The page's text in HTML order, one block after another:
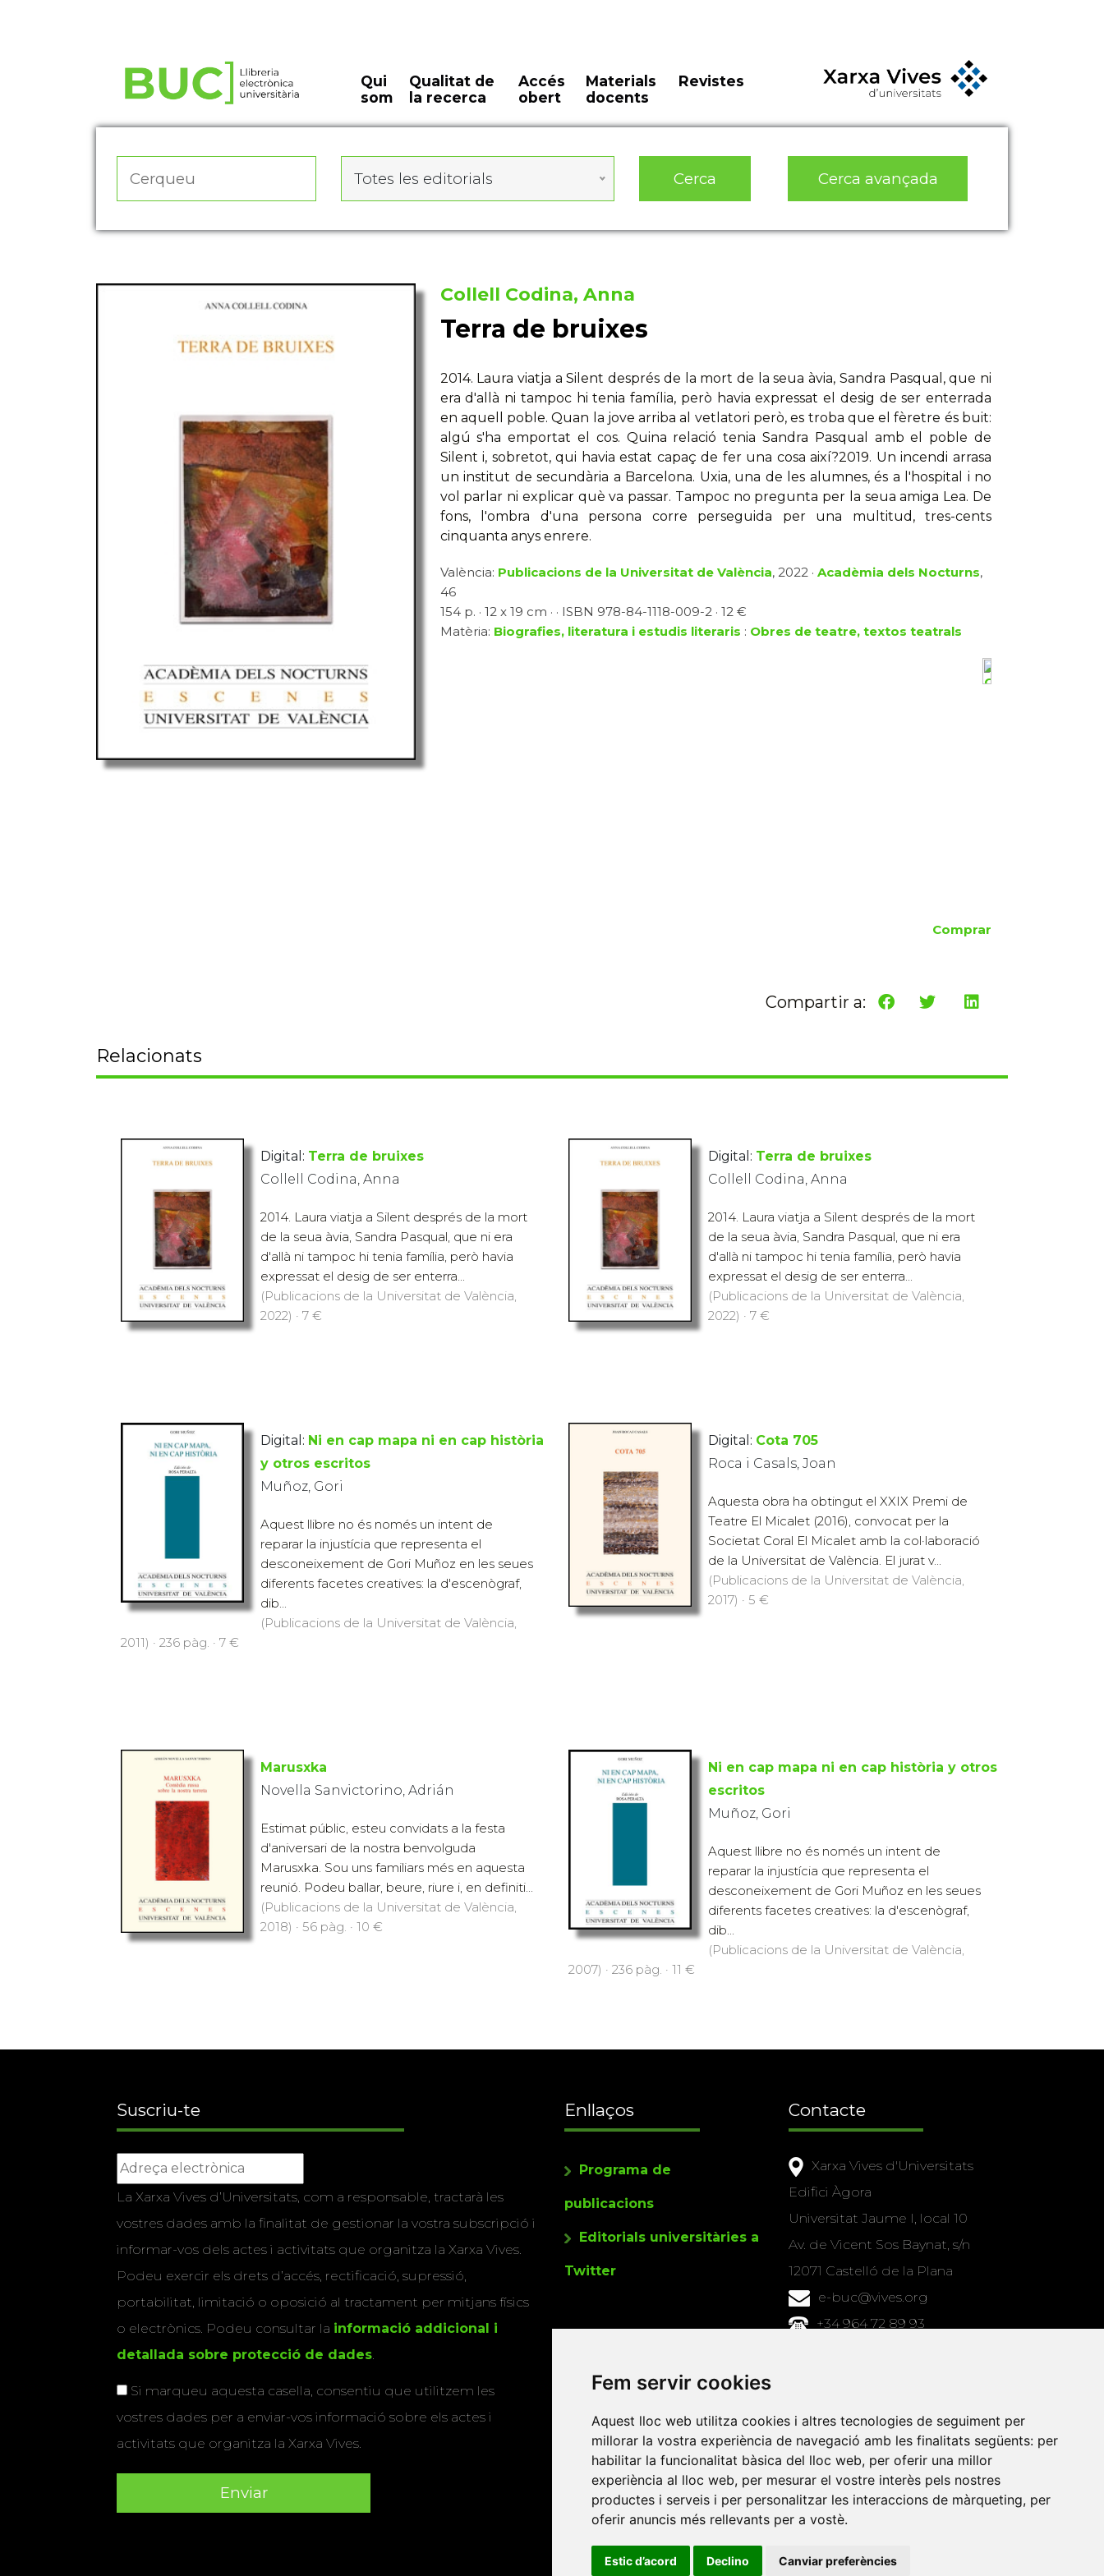
Fem servir cookies
Aquest lloc web utilitza cookies i altres tecnologies de seguiment per
millorar la vostra experiència de navegació amb les finalitats següents: per
habilitar la funcionalitat bàsica del lloc web, per oferir una millor
experiència al lloc web, per mesurar el vostre interès pels nostres
productes i serveis i per personalitzar les interaccions de màrqueting, per
oferir anuncis més rellevants per a vostè.
Estic d’acord Declino Canviar preferències
Qui
som
Qualitat de
la recerca
Accés
obert
Materials
docents
Revistes
Totes les editorials Cerca Cerca avançada
Collell Codina, Anna
Terra de bruixes
2014. Laura viatja a Silent després de la mort de la seua àvia, Sandra Pasqual, que ni
era d'allà ni tampoc hi tenia família, però havia expressat el desig de ser enterrada
en aquell poble. Quan la jove arriba al vetlatori però, es troba que el fèretre és buit:
algú s'ha emportat el cos. Quina relació tenia Sandra Pasqual amb el poble de
Silent i, sobretot, qui havia estat capaç de fer una cosa així?2019. Un incendi arrasa
un institut de secundària a Barcelona. Uxia, una de les alumnes, és a l'hospital i no
vol parlar ni explicar què va passar. Tampoc no pregunta per la seua amiga Lea. De
fons, l'ombra d'una persona corre perseguida per una multitud, tres-cents
cinquanta anys enrere.
València: Publicacions de la Universitat de València, 2022 · Acadèmia dels Nocturns,
46
154 p. · 12 x 19 cm · · ISBN 978-84-1118-009-2 · 12 €
Matèria: Biografies, literatura i estudis literaris : Obres de teatre, textos teatrals
Comprar
Compartir a:
Relacionats
Digital: Terra de bruixes
Collell Codina, Anna
2014. Laura viatja a Silent després de la mort
de la seua àvia, Sandra Pasqual, que ni era
d'allà ni tampoc hi tenia família, però havia
expressat el desig de ser enterra...
(Publicacions de la Universitat de València,
2022) · 7 €
Digital: Terra de bruixes
Collell Codina, Anna
2014. Laura viatja a Silent després de la mort
de la seua àvia, Sandra Pasqual, que ni era
d'allà ni tampoc hi tenia família, però havia
expressat el desig de ser enterra...
(Publicacions de la Universitat de València,
2022) · 7 €
Digital: Ni en cap mapa ni en cap història
y otros escritos
Muñoz, Gori
Aquest llibre no és només un intent de
reparar la injustícia que representa el
desconeixement de Gori Muñoz en les seues
diferents facetes creatives: la d'escenògraf,
dib...
(Publicacions de la Universitat de València,
2011) · 236 pàg. · 7 €
Digital: Cota 705
Roca i Casals, Joan
Aquesta obra ha obtingut el XXIX Premi de
Teatre El Micalet (2016), convocat per la
Societat Coral El Micalet amb la col·laboració
de la Universitat de València. El jurat v...
(Publicacions de la Universitat de València,
2017) · 5 €
Marusxka
Novella Sanvictorino, Adrián
Estimat públic, esteu convidats a la festa
d'aniversari de la nostra benvolguda
Marusxka. Sou uns familiars més en aquesta
reunió. Podeu ballar, beure, riure i, en definiti...
(Publicacions de la Universitat de València,
2018) · 56 pàg. · 10 €
Ni en cap mapa ni en cap història y otros
escritos
Muñoz, Gori
Aquest llibre no és només un intent de
reparar la injustícia que representa el
desconeixement de Gori Muñoz en les seues
diferents facetes creatives: la d'escenògraf,
dib...
(Publicacions de la Universitat de València,
2007) · 236 pàg. · 11 €
Suscriu-te
La Xarxa Vives d’Universitats, com a responsable, tractarà les
vostres dades amb la finalitat de gestionar la vostra subscripció i
informar-vos dels actes i activitats que organitza la Xarxa Vives.
Podeu exercir els drets d’accés, rectificació, supressió,
portabilitat, limitació o oposició al tractament per mitjans físics
o electrònics. Podeu consultar la informació addicional i
detallada sobre protecció de dades
Si marqueu aquesta casella, consentiu que utilitzem les
vostres dades per a enviar-vos informació sobre els actes i
activitats que organitza la Xarxa Vives.
Enllaços
Programa de
publicacions
Editorials universitàries a
Twitter
Contacte
Xarxa Vives d'Universitats
Edifici Àgora
Universitat Jaume I, local 10
Av. de Vicent Sos Baynat, s/n
12071 Castelló de la Plana
e-buc@vives.org
+34 964 72 89 93